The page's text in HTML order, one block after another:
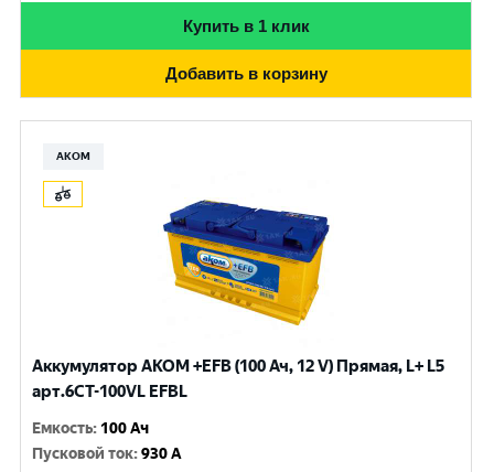
Купить в 1 клик
Добавить в корзину
АКОМ
Аккумулятор AKOM +EFB (100 Ач, 12 V) Прямая, L+ L5
арт.6СТ-100VL EFBL
Емкость: 100 Ач
Пусковой ток:930 A